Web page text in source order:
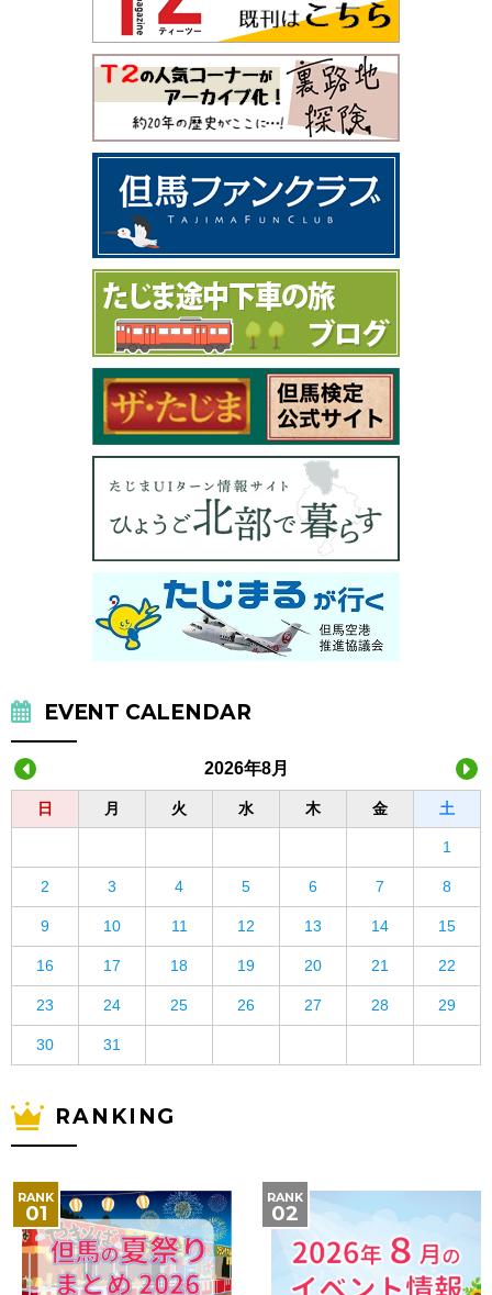
EVENT CALENDAR
2026年8月
日 月 火 水 木 金 土
1
2 3 4 5 6 7 8
9 10 11 12 13 14 15
16 17 18 19 20 21 22
23 24 25 26 27 28 29
30 31
RANKING